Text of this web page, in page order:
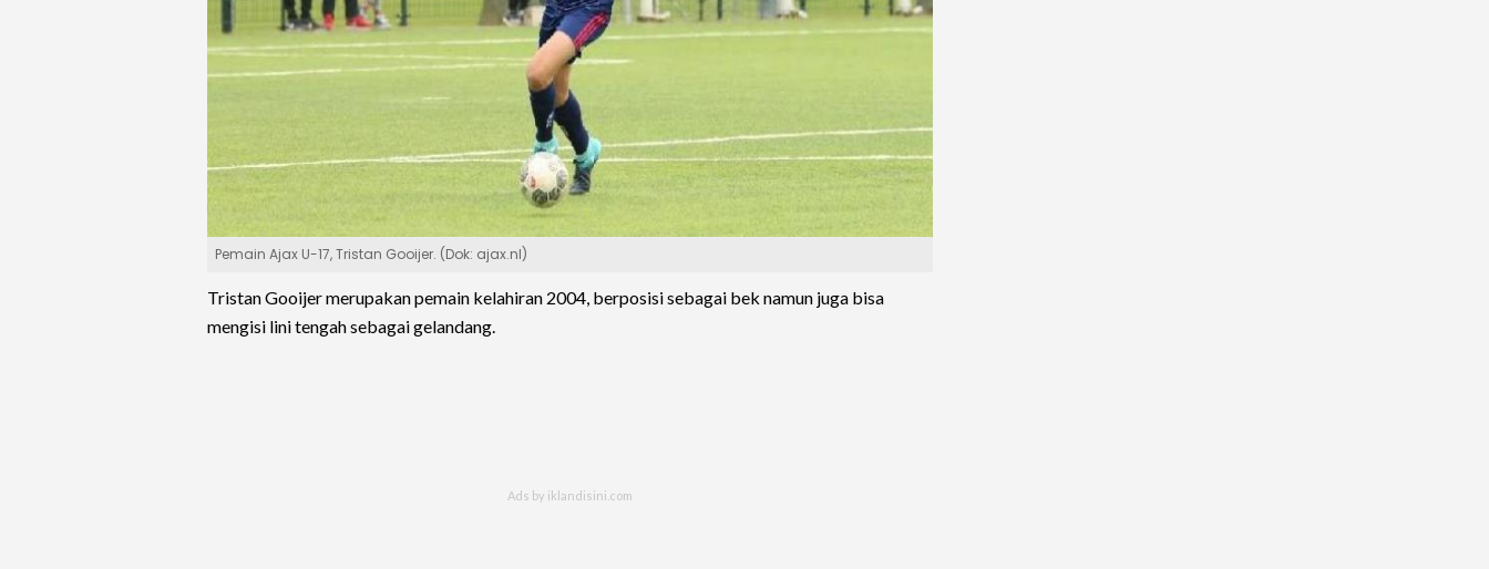
Pemain Ajax U-17, Tristan Gooijer. (Dok: ajax.nl)
Tristan Gooijer merupakan pemain kelahiran 2004, berposisi sebagai bek namun juga bisa
mengisi lini tengah sebagai gelandang.